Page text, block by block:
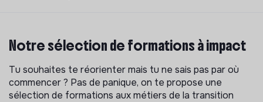
Notre sélection de formations à impact
Tu souhaites te réorienter mais tu ne sais pas par où
commencer ? Pas de panique, on te propose une
sélection de formations aux métiers de la transition